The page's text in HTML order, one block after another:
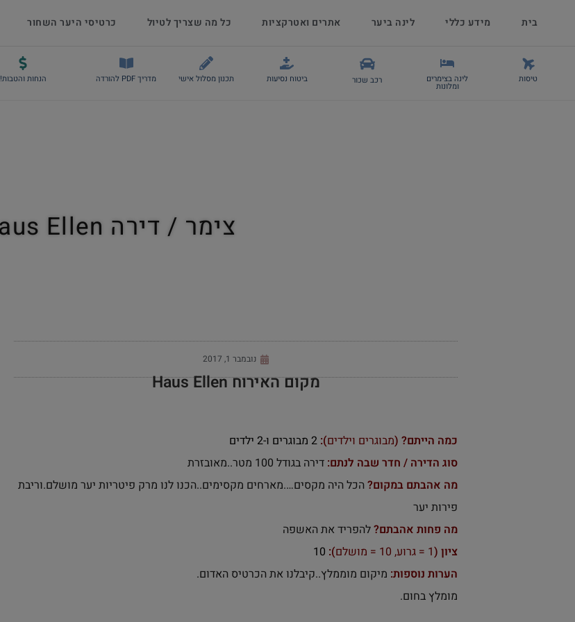
בית מידע כללי לינה ביער אתרים ואטרקציות כל מה שצריך לטיול כרטיסי היער השחור
טיסות לינה בצימרים
ומלונות
רכב שכור ביטוח נסיעות תכנון מסלול אישי מדריך PDF להורדה הנחות והטבות!
צימר / דירה Haus Ellen
נובמבר 1, 2017
מקום האירוח Haus Ellen
כמה הייתם? (מבוגרים וילדים): 2 מבוגרים ו-2 ילדים
סוג הדירה / חדר שבה לנתם: דירה בגודל 100 מטר..מאובזרת
מה אהבתם במקום?הכל היה מקסים….מארחים מקסימים..הכנו לנו מרק פיטריות יער מושלם.וריבת
פירות יער
מה פחות אהבתם?להפריד את האשפה
ציון (1 = גרוע, 10 = מושלם ):
10
הערות נוספות: מיקום מוממלץ..קיבלנו את הכרטיס האדום.
מומלץ בחום.